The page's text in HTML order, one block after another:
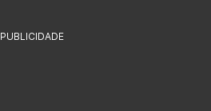
PUBLICIDADE